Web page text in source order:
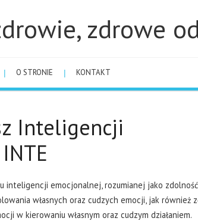
zdrowe
O STRONIE KONTAKT
Inteligencji
inteligencji emocjonalnej, rozumianej jako
własnych oraz cudzych emocji, jak również
w kierowaniu własnym oraz cudzym działaniem.